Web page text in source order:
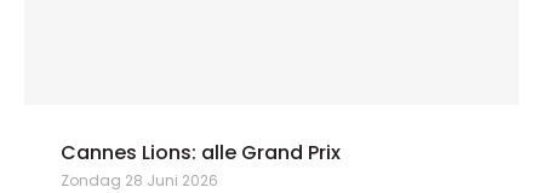
Cannes Lions: alle Grand Prix
Zondag 28 Juni 2026